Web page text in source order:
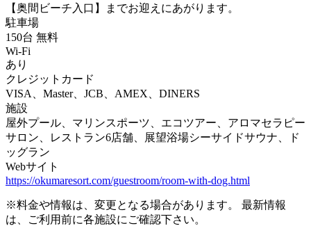
【奥間ビーチ入口】までお迎えにあがります。
駐車場
150台 無料
Wi-Fi
あり
クレジットカード
VISA、Master、JCB、AMEX、DINERS
施設
屋外プール、マリンスポーツ、エコツアー、アロマセラピー
サロン、レストラン6店舗、展望浴場シーサイドサウナ、ド
ッグラン
Webサイト
https://okumaresort.com/guestroom/room-with-dog.html
※料金や情報は、変更となる場合があります。 最新情報
は、ご利用前に各施設にご確認下さい。